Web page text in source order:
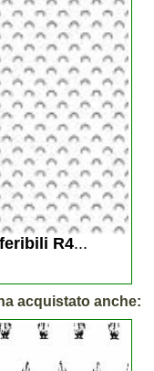
R4...
acquistato anche: